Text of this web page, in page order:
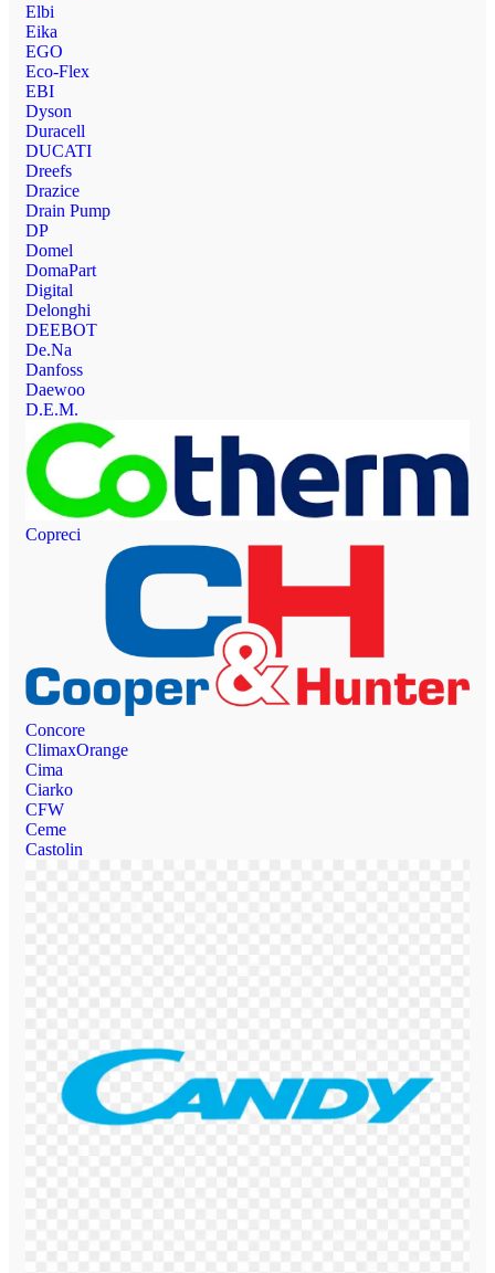
Elbi
Eika
EGO
Eco-Flex
EBI
Dyson
Duracell
DUCATI
Dreefs
Drazice
Drain Pump
DP
Domel
DomaPart
Digital
Delonghi
DEEBOT
De.Na
Danfoss
Daewoo
D.E.M.
Copreci
Concore
ClimaxOrange
Cima
Ciarko
CFW
Ceme
Castolin